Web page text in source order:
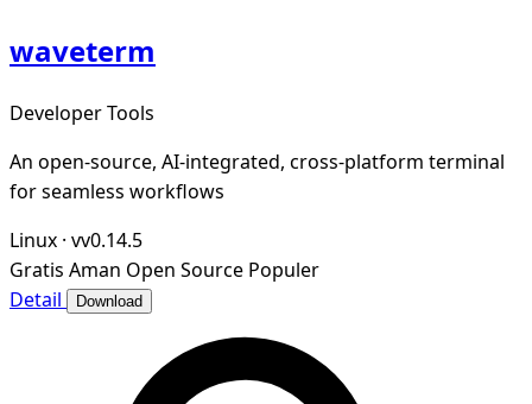
waveterm
Developer Tools
An open-source, AI-integrated, cross-platform terminal
for seamless workflows
Linux · vv0.14.5
Gratis Aman Open Source Populer
Detail
Download